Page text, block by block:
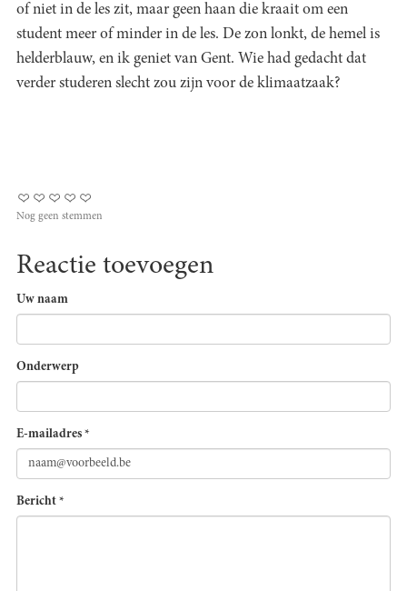
of niet in de les zit, maar geen haan die kraait om een
student meer of minder in de les. De zon lonkt, de hemel is
helderblauw, en ik geniet van Gent. Wie had gedacht dat
verder studeren slecht zou zijn voor de klimaatzaak?
Nog geen stemmen
Reactie toevoegen
Uw naam
Onderwerp
E-mailadres *
Bericht *